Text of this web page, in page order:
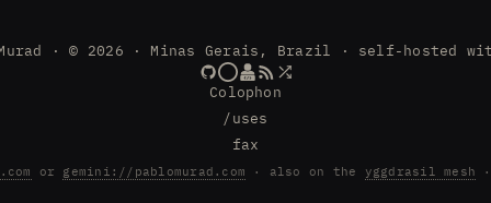
· © 2026 · Minas Gerais, Brazil · self-hosted
Colophon
/uses
fax
or gemini://pablomurad.com · also on the yggdrasil mesh